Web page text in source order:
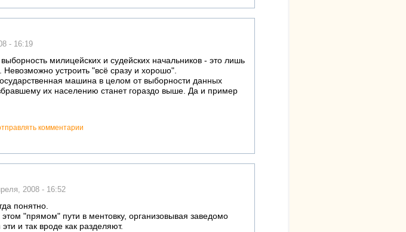
- 16:19
милицейских и судейских начальников - это лишь
устроить "всё сразу и хорошо".
машина в целом от выборности данных
их населению станет гораздо выше. Да и пример
комментарии
2008 - 16:52
понятно.
"прямом" пути в ментовку, организовывая заведомо
и так вроде как разделяют.